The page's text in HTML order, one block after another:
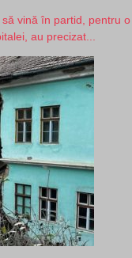
vină în partid, pentru o
au precizat...